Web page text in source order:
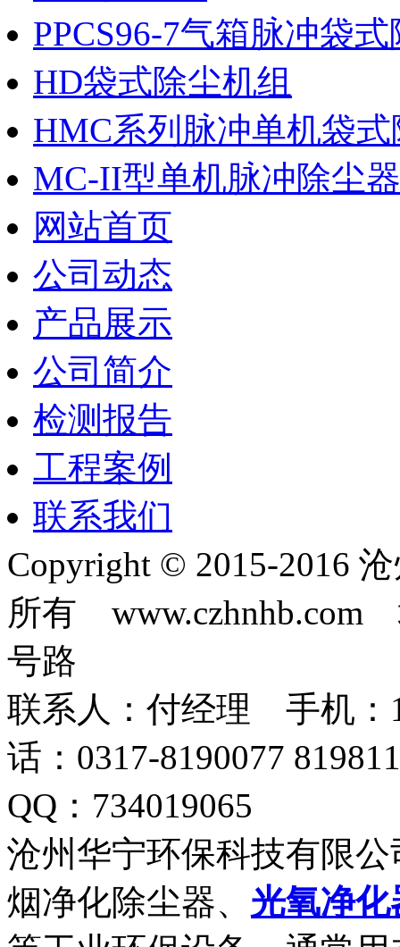
PPCS96-7气箱脉冲袋
HD袋式除尘机组
HMC系列脉冲单机袋式
MC-II型单机脉冲除尘器
网站首页
公司动态
产品展示
公司简介
检测报告
工程案例
联系我们
Copyright © 2015-2016
所有 www.czhnhb.com
号路
联系人：付经理 手机：
话：0317-8190077
QQ：734019065
沧州华宁环保科技有限
烟净化除尘器、 光氧净化